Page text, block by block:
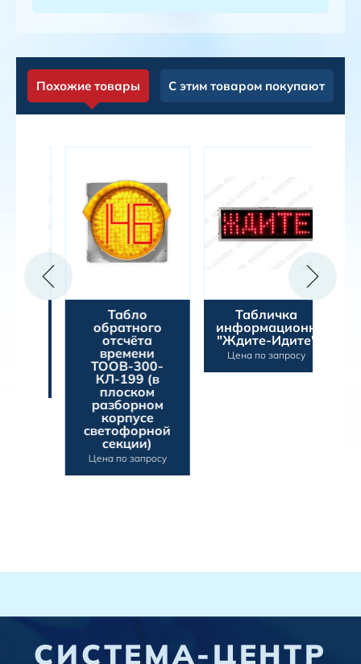
Похожие товары С этим товаром покупают
Табло
обратного
отсчёта
времени
ТООВ-300-
КЛ-199 (в
плоском
разборном
корпусе
светофорной
секции)
Цена по запросу
Табличка
информационная
"Ждите-Идите"
Цена по запросу
СИСТЕМА-ЦЕНТР